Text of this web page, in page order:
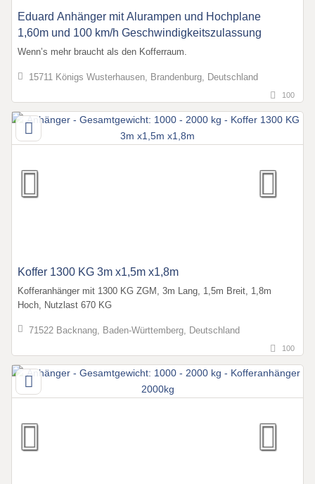
Eduard Anhänger mit Alurampen und Hochplane
1,60m und 100 km/h Geschwindigkeitszulassung
Wenn’s mehr braucht als den Kofferraum.
15711 Königs Wusterhausen, Brandenburg, Deutschland
100
Koffer 1300 KG 3m x1,5m x1,8m
Kofferanhänger mit 1300 KG ZGM, 3m Lang, 1,5m Breit, 1,8m
Hoch, Nutzlast 670 KG
71522 Backnang, Baden-Württemberg, Deutschland
100